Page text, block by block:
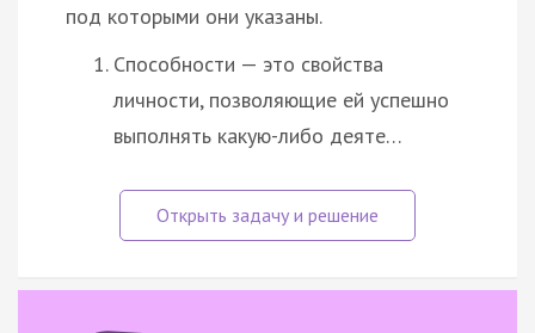
под которыми они указаны.
Способности — это свойства
личности, позволяющие ей успешно
выполнять какую-либо деяте…